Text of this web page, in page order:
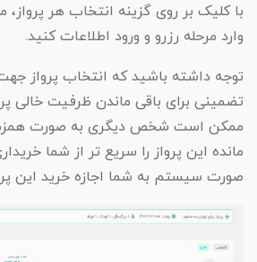
با کلیک بر روی گزینه انتخاب هر پرواز،
وارد مرحله رزرو و ورود اطلاعات کنید.
توجه داشته باشید که انتخاب پرواز
تضمینی برای باقی ماندن ظرفیت خالی
ممکن است شخص دیگری به صورت
مانده این پرواز را سریع تر از شما
صورت سیستم به شما اجازه خرید این